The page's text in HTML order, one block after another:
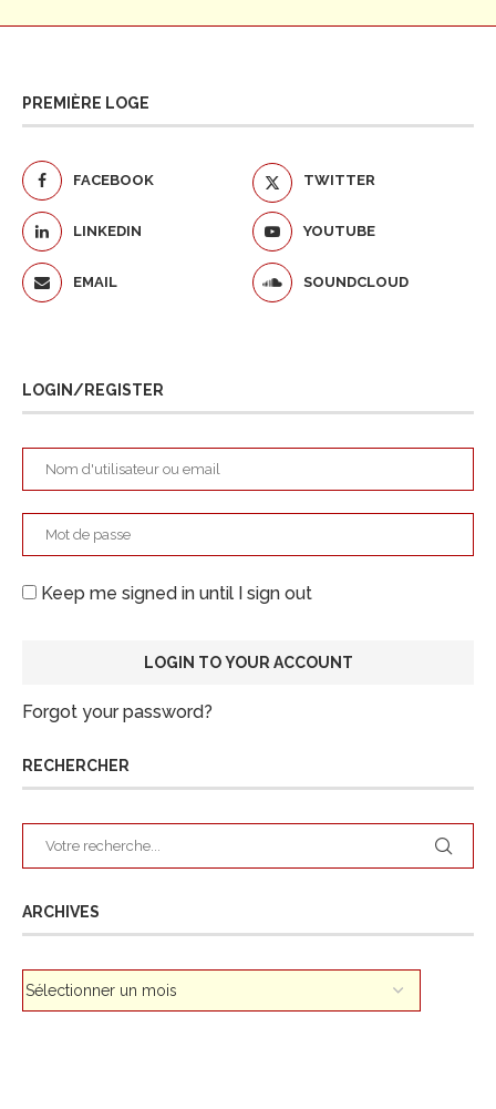
PREMIÈRE LOGE
FACEBOOK TWITTER
LINKEDIN YOUTUBE
EMAIL SOUNDCLOUD
LOGIN/REGISTER
Keep me signed in until I sign out
Forgot your password?
RECHERCHER
ARCHIVES